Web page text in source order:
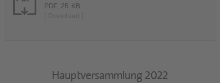
PDF, 25 KB
Hauptversammlung 2022